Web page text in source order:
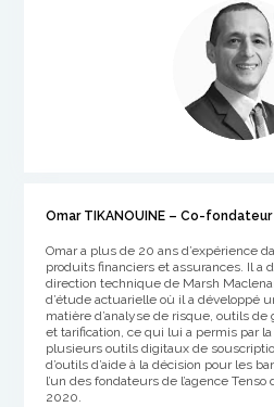
Omar TIKANOUINE – Co-
Omar a plus de 20 ans d’expérience
produits financiers et assurances. Il a
direction technique de Marsh
d’étudeactuarielleoù il a développé
matière d’analyse de risque, outils
et tarification, ce qui lui a permis par
plusieurs outils digitaux de
d’outils d’aide à la décision pour les
l’un des fondateurs de l’agence
2020.